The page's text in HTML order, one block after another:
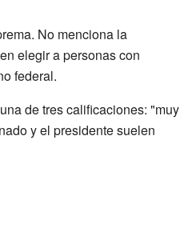
No menciona la
elegir a personas con
federal.
de tres calificaciones: "muy
y el presidente suelen